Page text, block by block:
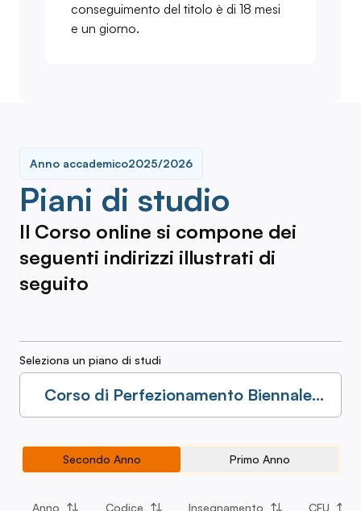
conseguimento del titolo è di 18 mesi
e un giorno.
Piani di studio
Anno accademico2025/2026
Il Corso online si compone dei
seguenti indirizzi illustrati di
seguito
Seleziona un piano di studi
Corso di Perfezionamento Biennale:
Metodologie Didattiche Integrate e
dell'Innovazione e dell'Inclusione
Secondo Anno Primo Anno
Anno Codice Insegnamento CFU